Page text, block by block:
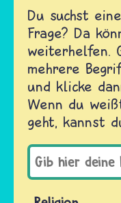
Du suchst
Frage? Da
weiterhelfen.
mehrere
und klicke
Wenn du
geht, kannst